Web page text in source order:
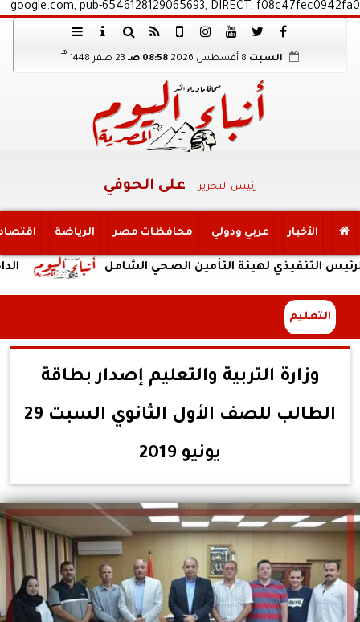
google.com, pub-6546128129065693, DIRECT, f08c47fec0942fa0
السبت 08:58 صـ 23 صفر 1448
هـ
رئيس التحرير على الحوفي
الأخبار عربي ودولي محافظات مصر الرياضة
الداخلية: لهيئة التأمين الصحي الشامل
التعليم
وزارة التربية والتعليم إصدار بطاقة
الطالب للصف الأول الثانوي السبت 29
يونيو 2019